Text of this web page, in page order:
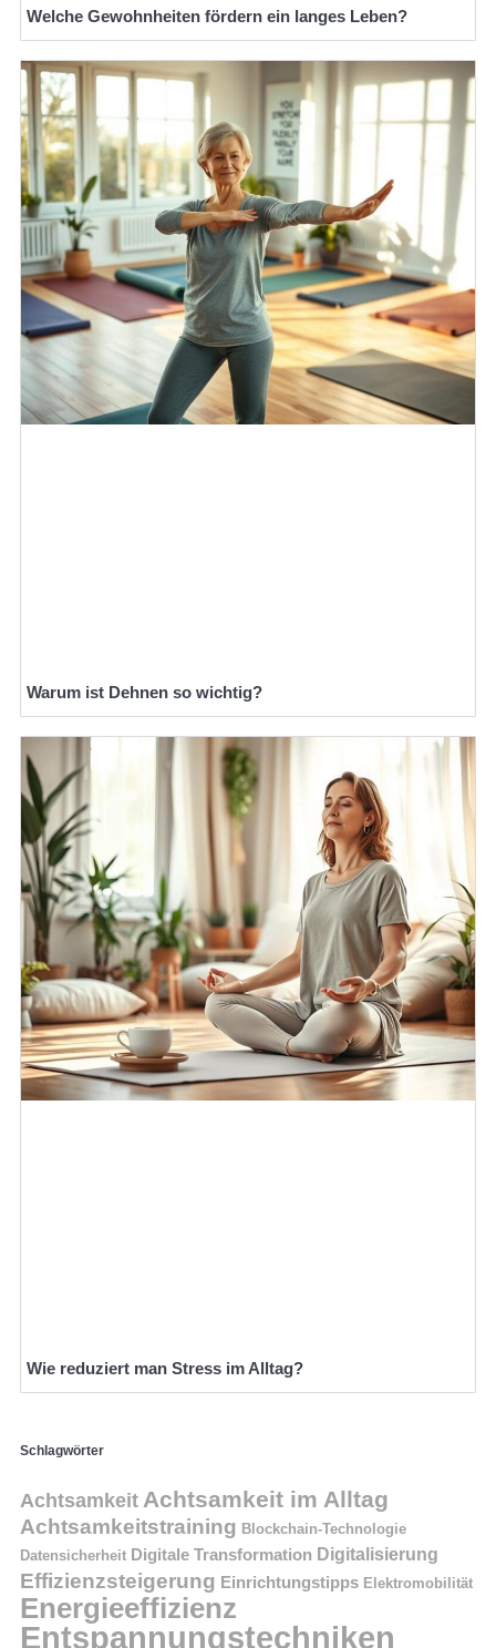
Welche Gewohnheiten fördern ein langes Leben?
Warum ist Dehnen so wichtig?
Wie reduziert man Stress im Alltag?
Schlagwörter
Achtsamkeit Achtsamkeit im Alltag
Achtsamkeitstraining Blockchain-Technologie
Datensicherheit Digitale Transformation Digitalisierung
Effizienzsteigerung Einrichtungstipps Elektromobilität
Energieeffizienz
Entspannungstechniken